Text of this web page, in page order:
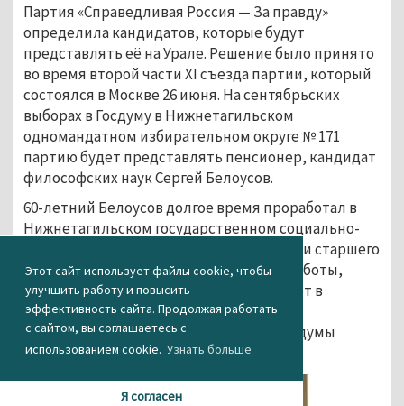
Этот сайт использует файлы cookie, чтобы
улучшить работу и повысить
эффективность сайта. Продолжая работать
с сайтом, вы соглашаетесь с
использованием cookie. Узнать больше
Я согласен
Партия «Справедливая Россия — За правду»
определила кандидатов, которые будут
представлять её на Урале. Решение было принято
во время второй части XI съезда партии, который
состоялся в Москве 26 июня. На сентябрьских
выборах в Госдуму в Нижнетагильском
одномандатном избирательном округе № 171
партию будет представлять пенсионер, кандидат
философских наук Сергей Белоусов.
60-летний Белоусов долгое время проработал в
Нижнетагильском государственном социально-
педагогическом институте на должности старшего
преподавателя кафедры социальной работы,
управления и права. С 2008 года участвует в
выборах различного уровня. В 2017 году
баллотировался в депутаты городской думы
Нижнего Тагила от КПРФ.